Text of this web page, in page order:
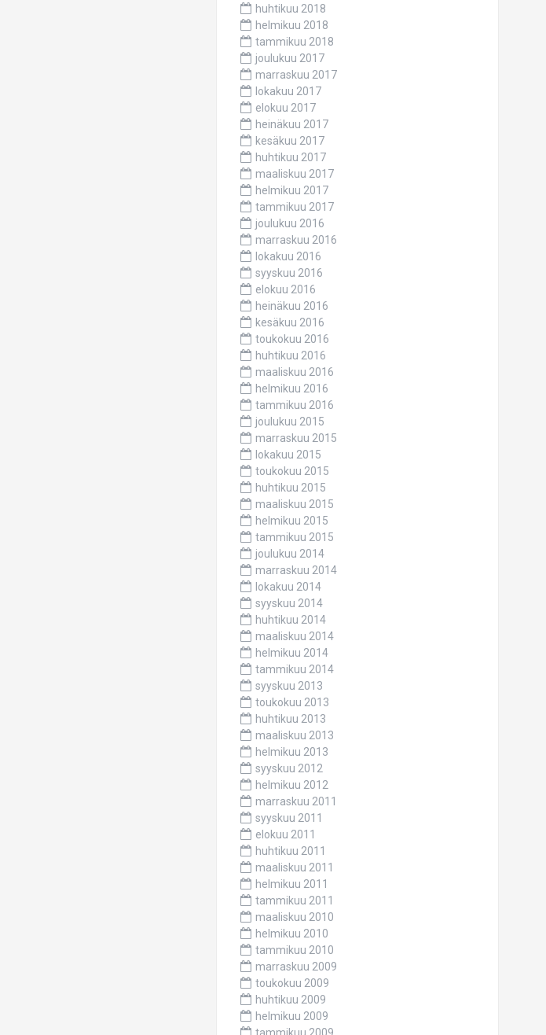
huhtikuu 2018
helmikuu 2018
tammikuu 2018
joulukuu 2017
marraskuu 2017
lokakuu 2017
elokuu 2017
heinäkuu 2017
kesäkuu 2017
huhtikuu 2017
maaliskuu 2017
helmikuu 2017
tammikuu 2017
joulukuu 2016
marraskuu 2016
lokakuu 2016
syyskuu 2016
elokuu 2016
heinäkuu 2016
kesäkuu 2016
toukokuu 2016
huhtikuu 2016
maaliskuu 2016
helmikuu 2016
tammikuu 2016
joulukuu 2015
marraskuu 2015
lokakuu 2015
toukokuu 2015
huhtikuu 2015
maaliskuu 2015
helmikuu 2015
tammikuu 2015
joulukuu 2014
marraskuu 2014
lokakuu 2014
syyskuu 2014
huhtikuu 2014
maaliskuu 2014
helmikuu 2014
tammikuu 2014
syyskuu 2013
toukokuu 2013
huhtikuu 2013
maaliskuu 2013
helmikuu 2013
syyskuu 2012
helmikuu 2012
marraskuu 2011
syyskuu 2011
elokuu 2011
huhtikuu 2011
maaliskuu 2011
helmikuu 2011
tammikuu 2011
maaliskuu 2010
helmikuu 2010
tammikuu 2010
marraskuu 2009
toukokuu 2009
huhtikuu 2009
helmikuu 2009